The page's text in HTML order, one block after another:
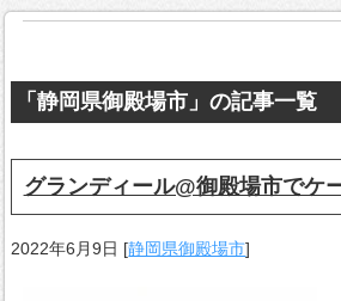
「静岡県御殿場市」の記事一覧
グランディール@御殿場市でケ
2022年6月9日 [静岡県御殿場市]